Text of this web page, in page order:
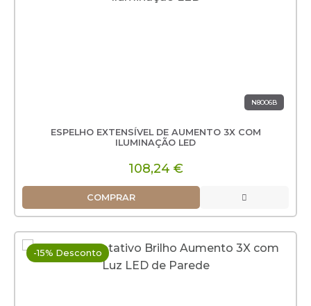
N8006B
ESPELHO EXTENSÍVEL DE AUMENTO 3X COM
ILUMINAÇÃO LED
108,24 €
COMPRAR
-15% Desconto